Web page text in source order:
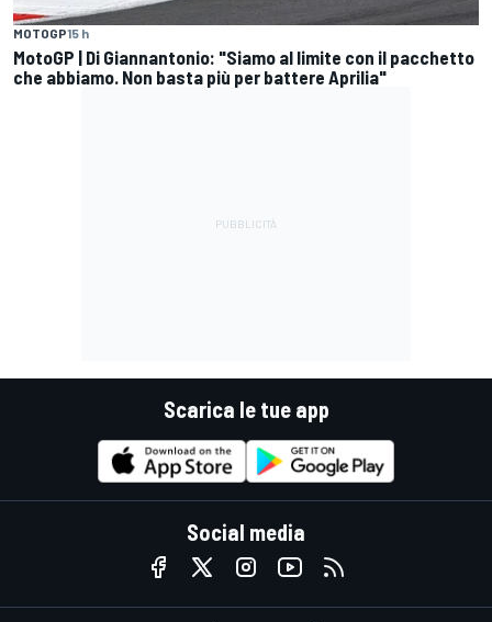
MOTOGP15 h
MotoGP | Di Giannantonio: "Siamo al limite con il pacchetto
che abbiamo. Non basta più per battere Aprilia"
Scarica le tue app
Social media